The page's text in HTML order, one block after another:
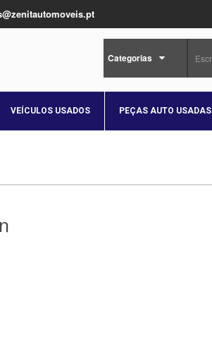
Categorias
VEÍCULOS USADOS PEÇAS AUTO USADAS